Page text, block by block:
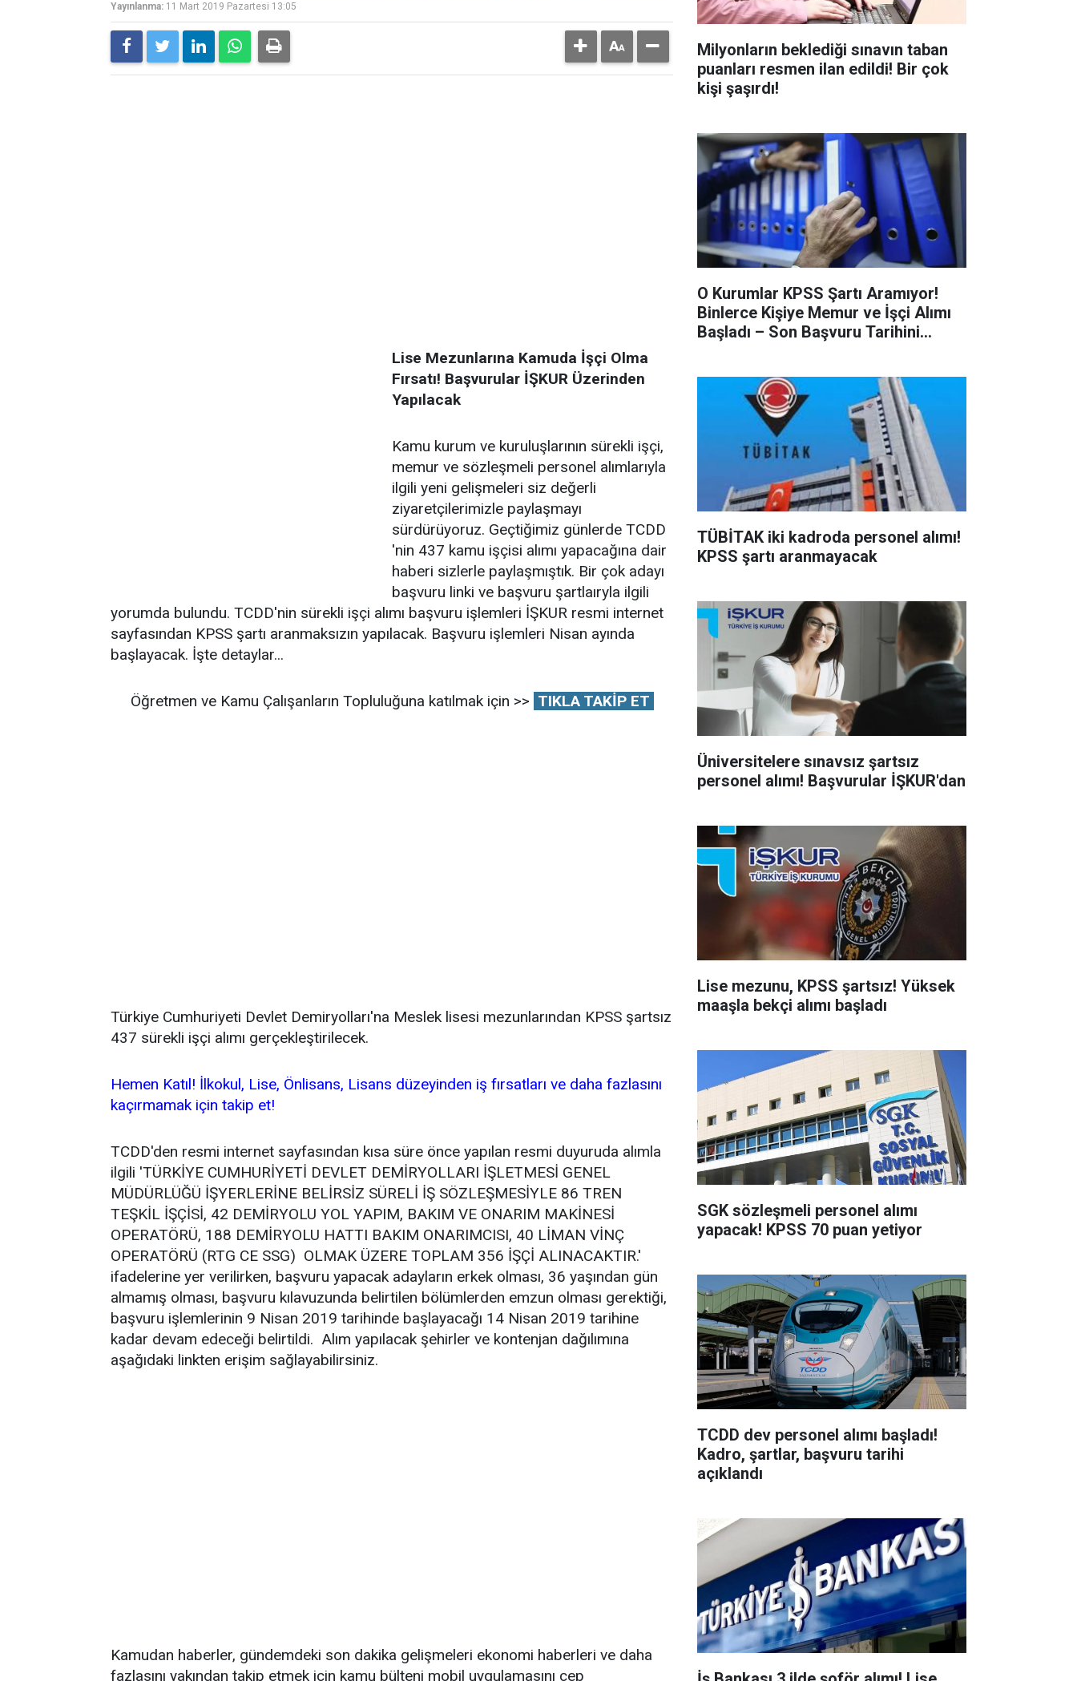
Yayınlanma: 11 Mart 2019 Pazartesi 13:05
Lise Mezunlarına Kamuda İşçi Olma
Fırsatı! Başvurular İŞKUR Üzerinden
Yapılacak
Kamu kurum ve kuruluşlarının sürekli işçi,
memur ve sözleşmeli personel alımlarıyla
ilgili yeni gelişmeleri siz değerli
ziyaretçilerimizle paylaşmayı
sürdürüyoruz. Geçtiğimiz günlerde TCDD
'nin 437 kamu işçisi alımı yapacağına dair
haberi sizlerle paylaşmıştık. Bir çok adayı
başvuru linki ve başvuru şartlaıryla ilgili
yorumda bulundu. TCDD'nin sürekli işçi alımı başvuru işlemleri İŞKUR resmi internet
sayfasından KPSS şartı aranmaksızın yapılacak. Başvuru işlemleri Nisan ayında
başlayacak. İşte detaylar...
Öğretmen ve Kamu Çalışanların Topluluğuna katılmak için >> TIKLA TAKİP ET
Türkiye Cumhuriyeti Devlet Demiryolları'na Meslek lisesi mezunlarından KPSS şartsız
437 sürekli işçi alımı gerçekleştirilecek.
Hemen Katıl! İlkokul, Lise, Önlisans, Lisans düzeyinden iş fırsatları ve daha fazlasını
kaçırmamak için takip et!
TCDD'den resmi internet sayfasından kısa süre önce yapılan resmi duyuruda alımla
ilgili 'TÜRKİYE CUMHURİYETİ DEVLET DEMİRYOLLARI İŞLETMESİ GENEL
MÜDÜRLÜĞÜ İŞYERLERİNE BELİRSİZ SÜRELİ İŞ SÖZLEŞMESİYLE 86 TREN
TEŞKİL İŞÇİSİ, 42 DEMİRYOLU YOL YAPIM, BAKIM VE ONARIM MAKİNESİ
OPERATÖRÜ, 188 DEMİRYOLU HATTI BAKIM ONARIMCISI, 40 LİMAN VİNÇ
OPERATÖRÜ (RTG CE SSG) OLMAK ÜZERE TOPLAM 356 İŞÇİ ALINACAKTIR.'
ifadelerine yer verilirken, başvuru yapacak adayların erkek olması, 36 yaşından gün
almamış olması, başvuru kılavuzunda belirtilen bölümlerden emzun olması gerektiği,
başvuru işlemlerinin 9 Nisan 2019 tarihinde başlayacağı 14 Nisan 2019 tarihine
kadar devam edeceği belirtildi. Alım yapılacak şehirler ve kontenjan dağılımına
aşağıdaki linkten erişim sağlayabilirsiniz.
Kamudan haberler, gündemdeki son dakika gelişmeleri ekonomi haberleri ve daha
fazlasını yakından takip etmek için kamu bülteni mobil uygulamasını cep
Milyonların beklediği sınavın taban
puanları resmen ilan edildi! Bir çok
kişi şaşırdı!
O Kurumlar KPSS Şartı Aramıyor!
Binlerce Kişiye Memur ve İşçi Alımı
Başladı – Son Başvuru Tarihini
TÜBİTAK iki kadroda personel alımı!
KPSS şartı aranmayacak
Üniversitelere sınavsız şartsız
personel alımı! Başvurular İŞKUR'dan
Lise mezunu, KPSS şartsız! Yüksek
maaşla bekçi alımı başladı
SGK sözleşmeli personel alımı
yapacak! KPSS 70 puan yetiyor
TCDD dev personel alımı başladı!
Kadro, şartlar, başvuru tarihi
açıklandı